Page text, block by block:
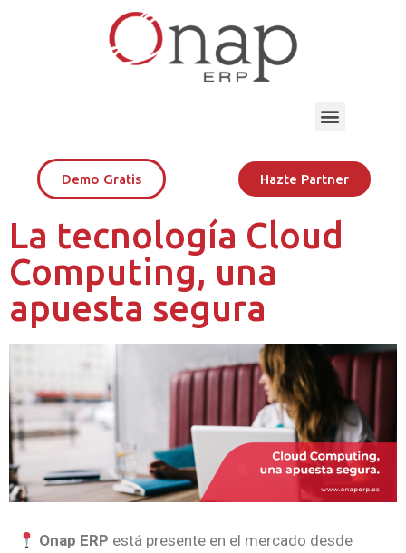
Demo Gratis Hazte Partner
La tecnología Cloud
Computing, una
apuesta segura
Onap ERP está presente en el mercado desde